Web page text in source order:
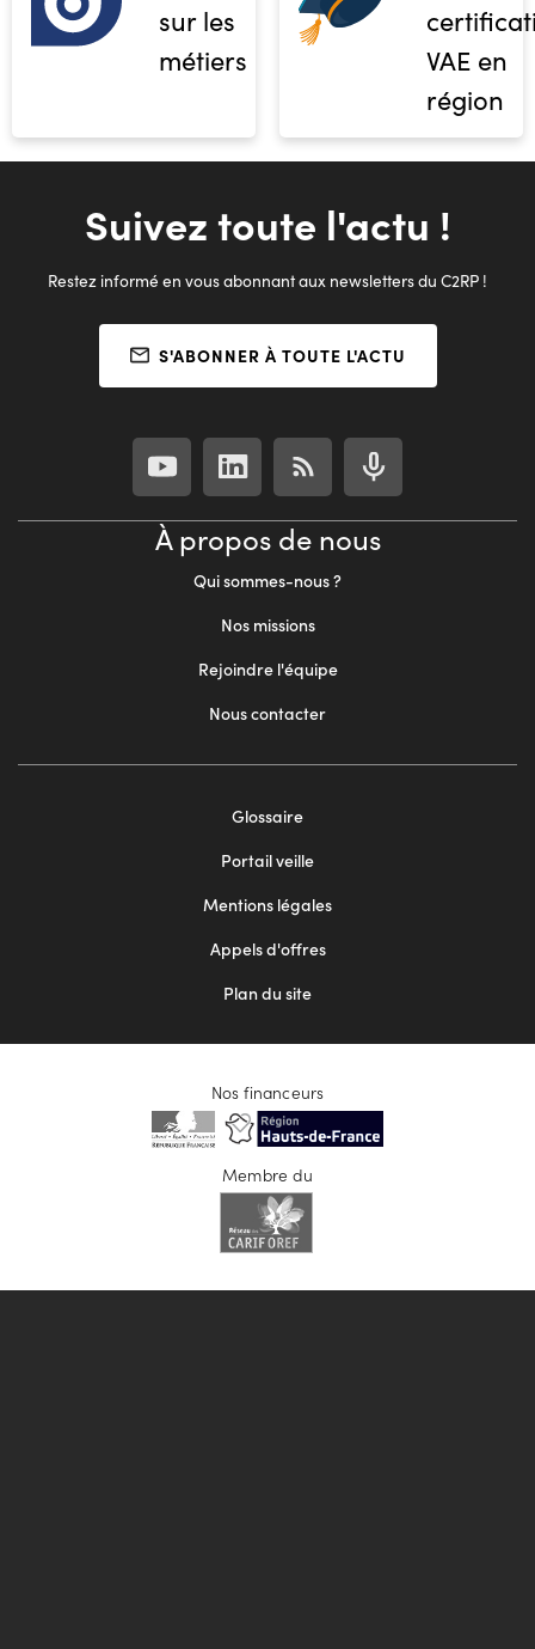
sur les
métiers
VAE en
région
Suivez toute l'actu !
Restez informé en vous abonnant aux newsletters du C2RP !
S'ABONNER À TOUTE L'ACTU
À propos de nous
Qui sommes-nous ?
Nos missions
Rejoindre l'équipe
Nous contacter
Glossaire
Portail veille
Mentions légales
Appels d'offres
Plan du site
Nos financeurs
Membre du